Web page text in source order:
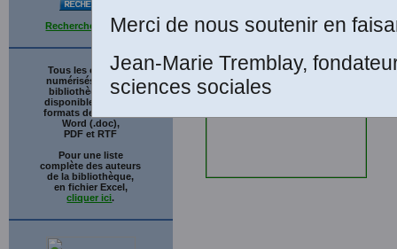
Recherche avancée
Tous les ouvrages
numérisés de cette
bibliothèque sont
disponibles en trois
formats de fichiers :
Word (.doc),
PDF et RTF
Pour une liste
complète des auteurs
de la bibliothèque,
en fichier Excel,
cliquer ici.
Merci de nous soutenir en
Jean-Marie Tremblay,
sciences sociales